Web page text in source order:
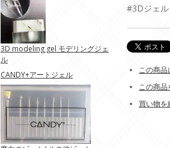
#3Dジェル
この商
この商品
買い物を
3D modeling gel モデリングジェ
ル
CANDY+アートジェル